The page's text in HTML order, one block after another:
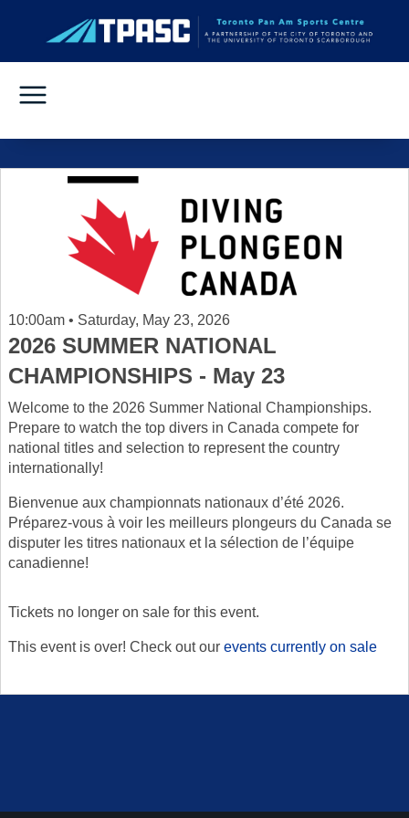
Tickets no longer on sale for this event.
This event is over! Check out our events currently on sale
10:00am • Saturday, May 23, 2026
2026 SUMMER NATIONAL
CHAMPIONSHIPS - May 23
Welcome to the 2026 Summer National Championships.
Prepare to watch the top divers in Canada compete for
national titles and selection to represent the country
internationally!
Bienvenue aux championnats nationaux d’été 2026.
Préparez-vous à voir les meilleurs plongeurs du Canada se
disputer les titres nationaux et la sélection de l’équipe
canadienne!